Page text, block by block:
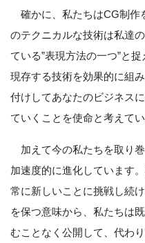
確かに、私たちはCG制作
のテクニカルな技術は私達
ている”表現方法の一つ”と
現存する技術を効果的に組
付けしてあなたのビジネス
ていくことを使命と考えてい
加えて今の私たちを取り
加速度的に進化しています
常に新しいことに挑戦し続
を保つ意味から、私たちは
むことなく公開して、代わ